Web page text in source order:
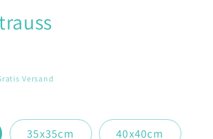
Versand
35x35cm 40x40cm